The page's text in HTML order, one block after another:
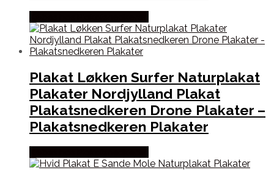
Plakat Løkken Surfer Naturplakat
Plakater Nordjylland Plakat
Plakatsnedkeren Drone Plakater –
Plakatsnedkeren Plakater